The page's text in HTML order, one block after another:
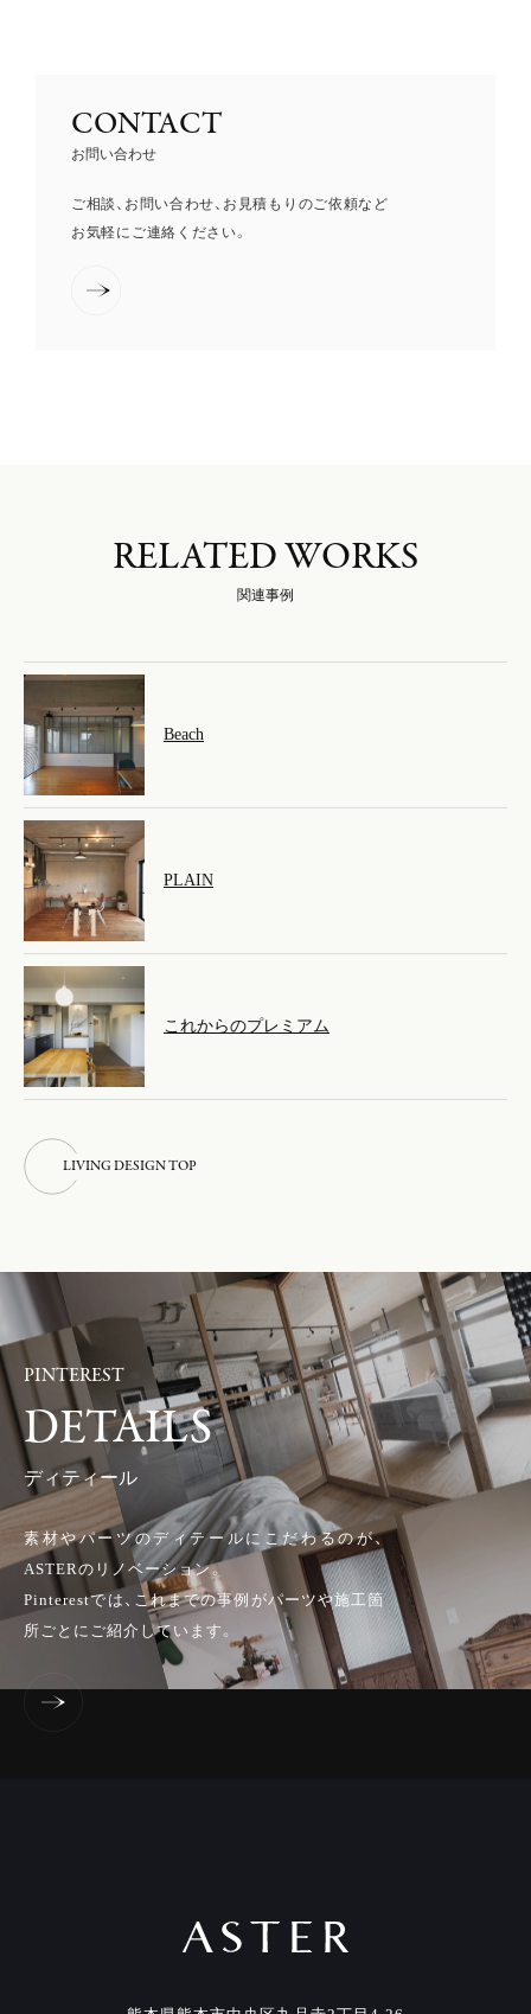
CONTACT
お問い合わせ
ご相談、お問い合わせ、お見積もりのご依頼など
お気軽にご連絡ください。
RELATED WORKS
関連事例
Beach
PLAIN
これからのプレミアム
LIVING DESIGN TOP
I
PINTEREST
DETAILS
ディティール
素材やパーツのディテールにこだわるのが、
ASTERのリノベーション。
Pinterestでは、これまでの事例がパーツや施工箇
所ごとにご紹介しています。